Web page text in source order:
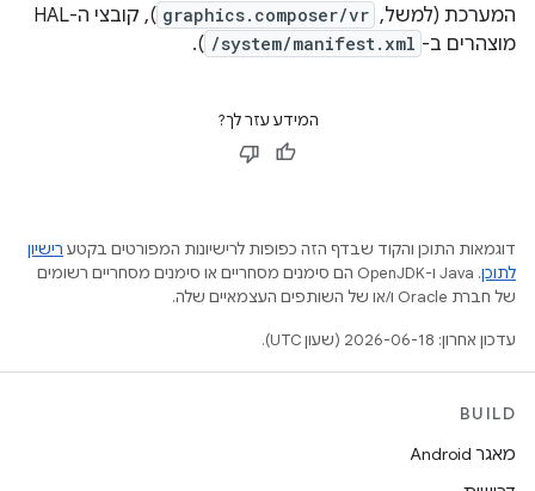
המערכת (למשל, graphics.composer/vr
), קובצי ה-HAL
מוצהרים ב- /system/manifest.xml
).
המידע עזר לך?
דוגמאות התוכן והקוד שבדף הזה כפופות לרישיונות המפורטים בקטע רישיון
לתוכן
.‏ Java ו-OpenJDK הם סימנים מסחריים או סימנים מסחריים רשומים
של חברת Oracle ו/או של השותפים העצמאיים שלה.
עדכון אחרון: 2026-06-18 (שעון UTC).
BUILD
מאגר Android